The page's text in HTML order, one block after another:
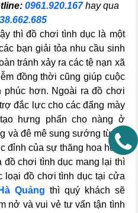
0961.920.167hay qua
thì đồ chơi tình dục là một
bạn giải tỏa nhu cầu sinh
tránh xảy ra các tệ nạn xã
đồng thời cũng giúp cuộc
hơn. Ngoài ra đồ chơi
đắc lực cho các đấng mày
hưng phấn cho nàng ở
và đê mê sung sướng từ đó
đỉnh của sự thăng hoa hơn.
chơi tình dục mang lại thì
loại đồ chơi tình dục tại cửa
Quảng thì quý khách sẽ
nở và vui vẻ tư vấn tận tình